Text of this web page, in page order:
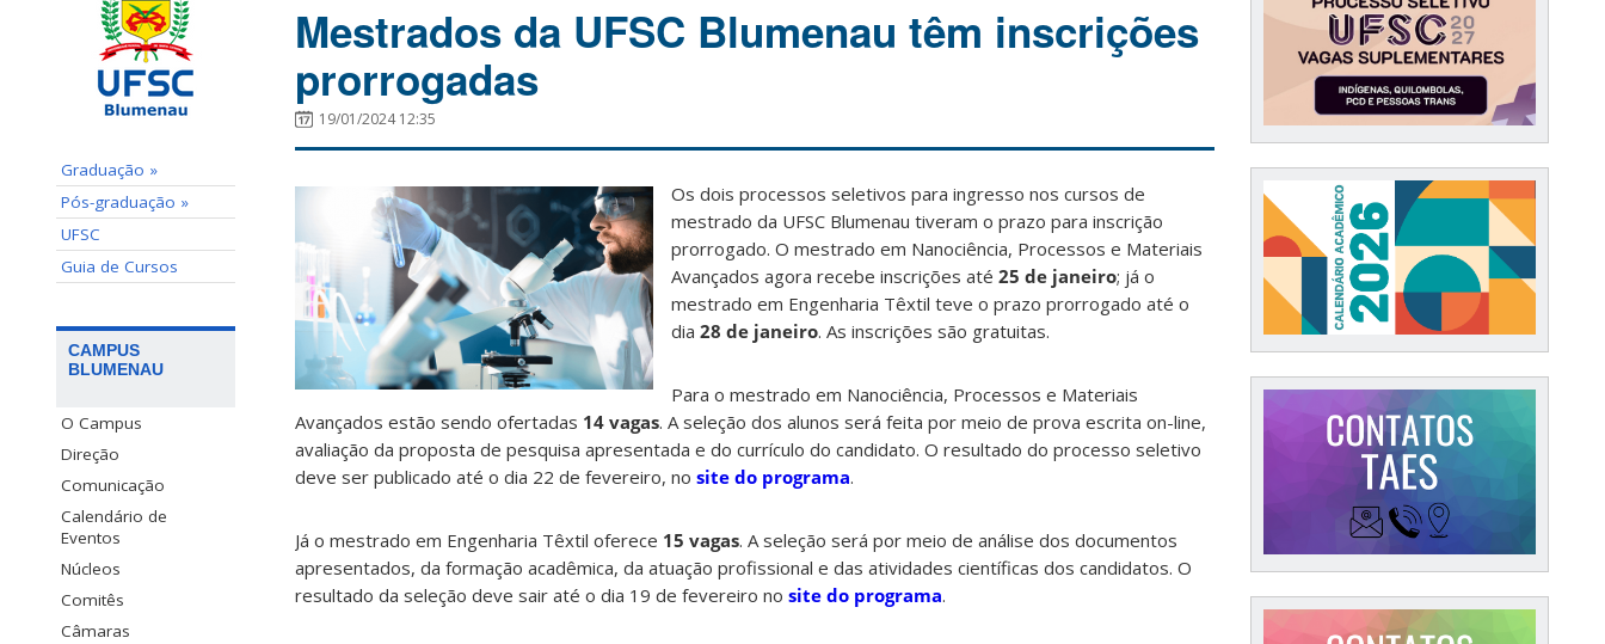
Graduação »
Pós-graduação »
UFSC
Guia de Cursos
CAMPUS
BLUMENAU
O Campus
Direção
Comunicação
Calendário de
Eventos
Núcleos
Comitês
Câmaras
Mestrados da UFSC Blumenau têm inscrições
prorrogadas
19/01/2024 12:35
Os dois processos seletivos para ingresso nos cursos de
mestrado da UFSC Blumenau tiveram o prazo para inscrição
prorrogado. O mestrado em Nanociência, Processos e Materiais
Avançados agora recebe inscrições até 25 de janeiro; já o
mestrado em Engenharia Têxtil teve o prazo prorrogado até o
dia 28 de janeiro. As inscrições são gratuitas.
Para o mestrado em Nanociência, Processos e Materiais
Avançados estão sendo ofertadas 14 vagas. A seleção dos alunos será feita por meio de prova escrita on-line,
avaliação da proposta de pesquisa apresentada e do currículo do candidato. O resultado do processo seletivo
deve ser publicado até o dia 22 de fevereiro, no site do programa.
Já o mestrado em Engenharia Têxtil oferece 15 vagas. A seleção será por meio de análise dos documentos
apresentados, da formação acadêmica, da atuação profissional e das atividades científicas dos candidatos. O
resultado da seleção deve sair até o dia 19 de fevereiro no site do programa.